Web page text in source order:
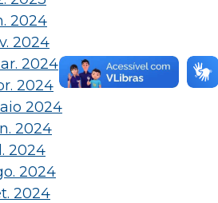
2024
2024
2024
2024
2024
2024
2024
2024
2024